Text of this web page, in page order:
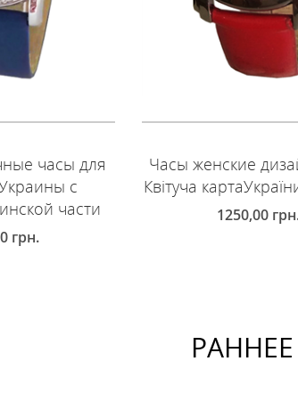
часы для
с
части
грн.
Часы женские
Квітуча
1250,00